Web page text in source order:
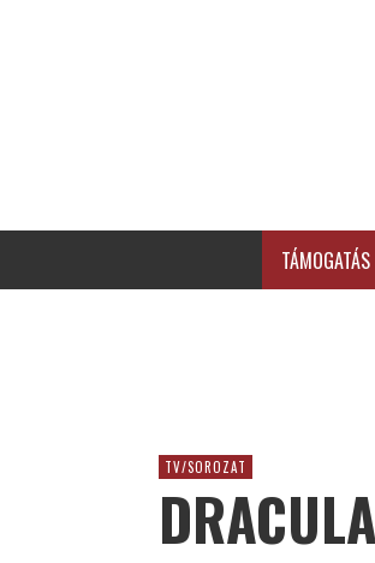
TÁMOGATÁS
TV/SOROZAT